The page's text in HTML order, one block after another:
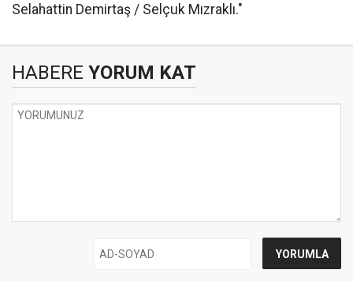
Selahattin Demirtaş / Selçuk Mızraklı."
HABERE YORUM KAT